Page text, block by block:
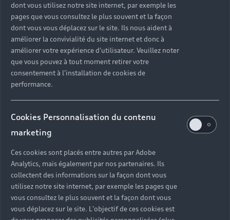
dont vous utilisez notre site internet, par exemple les
pages que vous consultez le plus souvent et la façon
dont vous vous déplacez sur le site. Ils nous aident à
améliorer la convivialité du site internet et donc à
améliorer votre expérience d'utilisateur. Veuillez noter
que vous pouvez à tout moment retirer votre
consentement à l'installation de cookies de
performance.
Cookies Personnalisation du contenu
marketing
Ces cookies sont placés entre autres par Adobe
Analytics, mais également par nos partenaires. Ils
collectent des informations sur la façon dont vous
utilisez notre site internet, par exemple les pages que
vous consultez le plus souvent et la façon dont vous
vous déplacez sur le site. L'objectif de ces cookies est